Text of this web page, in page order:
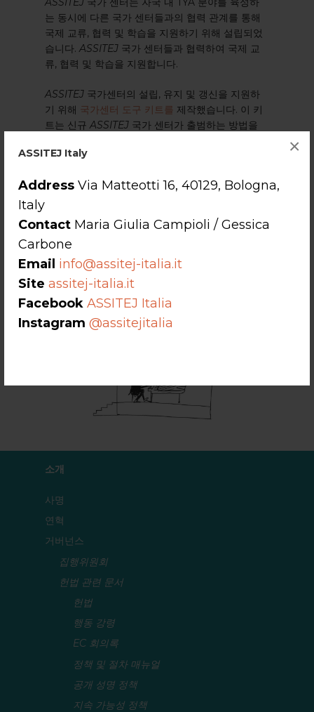
ASSITEJ Italy
Address Via Matteotti 16, 40129, Bologna,
Italy
Contact Maria Giulia Campioli / Gessica
Carbone
Email info@assitej-italia.it
Site assitej-italia.it
Facebook ASSITEJ Italia
Instagram @assitejitalia
×
는 동시에 다른 국가 센터들과의 협력 관계를 통해
국제 교류, 협력 및 학습을 지원하기 위해 설립되었
습니다.ASSITEJ 국가 센터들과 협력하여 국제 교
류, 협력 및 학습을 지원합니다.
ASSITEJ 국가센터의 설립, 유지 및 갱신을 지원하
기 위해 국가센터 도구 키트를 제작했습니다. 이 키
트는 신규ASSITEJ 국가 센터가 출범하는 방법을
새롭게 하는 수단으로 활용할 수 있도록 설계되었습
소개
사명
연혁
거버넌스
집행위원회
헌법 관련 문서
헌법
행동 강령
EC 회의록
정책 및 절차 매뉴얼
공개 성명 정책
지속 가능성 정책